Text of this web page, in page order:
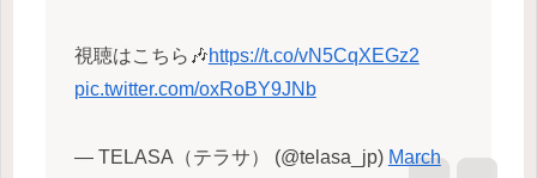
視聴はこちら🎶https://t.co/vN5CqXEGz2
pic.twitter.com/oxRoBY9JNb
— TELASA（テラサ） (@telasa_jp) March